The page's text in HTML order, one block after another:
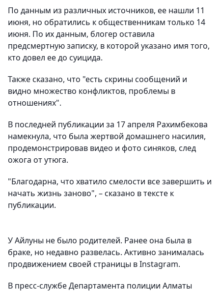
По данным из различных источников, ее нашли 11
июня, но обратились к общественникам только 14
июня. По их данным, блогер оставила
предсмертную записку, в которой указано имя того,
кто довел ее до суицида.
Также сказано, что "есть скрины сообщений и
видно множество конфликтов, проблемы в
отношениях".
В последней публикации за 17 апреля Рахимбекова
намекнула, что была жертвой домашнего насилия,
продемонстрировав видео и фото синяков, след
ожога от утюга.
"Благодарна, что хватило смелости все завершить и
начать жизнь заново", – сказано в тексте к
публикации.
У Айлуны не было родителей. Ранее она была в
браке, но недавно развелась. Активно занималась
продвижением своей страницы в Instagram.
В пресс-службе Департамента полиции Алматы